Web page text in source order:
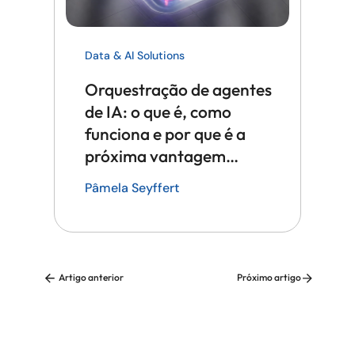
Data & AI Solutions
Orquestração de agentes
de IA: o que é, como
funciona e por que é a
próxima vantagem
competitiva em tecnologia
Pâmela Seyffert
Artigo anterior Próximo artigo